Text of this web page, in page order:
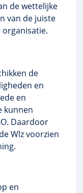
de wettelijke
van de juiste
de
en
en
kunnen
Daardoor
Wlz voorzien
en